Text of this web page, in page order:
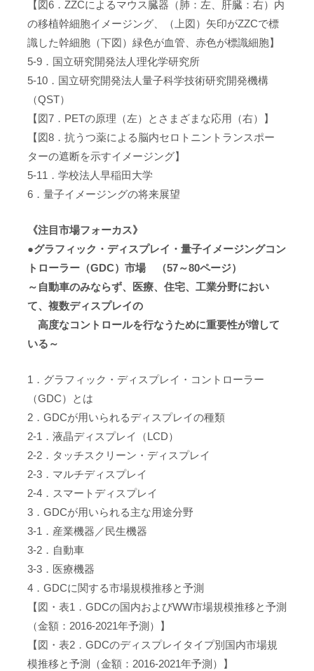
【図6．ZZCによるマウス臓器（肺：左、肝臓：右）内
の移植幹細胞イメージング、（上図）矢印がZZCで標
識した幹細胞（下図）緑色が血管、赤色が標識細胞】
5-9．国立研究開発法人理化学研究所
5-10．国立研究開発法人量子科学技術研究開発機構
（QST）
【図7．PETの原理（左）とさまざまな応用（右）】
【図8．抗うつ薬による脳内セロトニントランスポー
ターの遮断を示すイメージング】
5-11．学校法人早稲田大学
6．量子イメージングの将来展望
《注目市場フォーカス》
●グラフィック・ディスプレイ・量子イメージングコン
トローラー（GDC）市場 （57～80ページ）
～自動車のみならず、医療、住宅、工業分野におい
て、複数ディスプレイの
高度なコントロールを行なうために重要性が増して
いる～
1．グラフィック・ディスプレイ・コントローラー
（GDC）とは
2．GDCが用いられるディスプレイの種類
2-1．液晶ディスプレイ（LCD）
2-2．タッチスクリーン・ディスプレイ
2-3．マルチディスプレイ
2-4．スマートディスプレイ
3．GDCが用いられる主な用途分野
3-1．産業機器／民生機器
3-2．自動車
3-3．医療機器
4．GDCに関する市場規模推移と予測
【図・表1．GDCの国内およびWW市場規模推移と予測
（金額：2016-2021年予測）】
【図・表2．GDCのディスプレイタイプ別国内市場規
模推移と予測（金額：2016-2021年予測）】